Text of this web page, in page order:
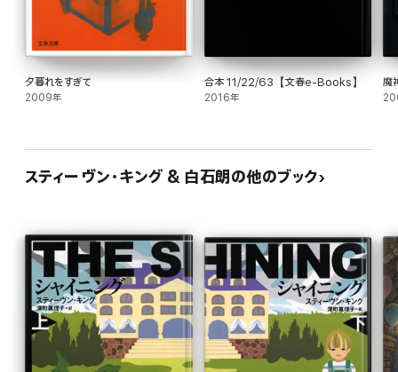
夕暮れをすぎて
2009年
合本 11/22/63【文春e-Books】
2016年
魔
スティーヴン・キング & 白石朗の他のブック